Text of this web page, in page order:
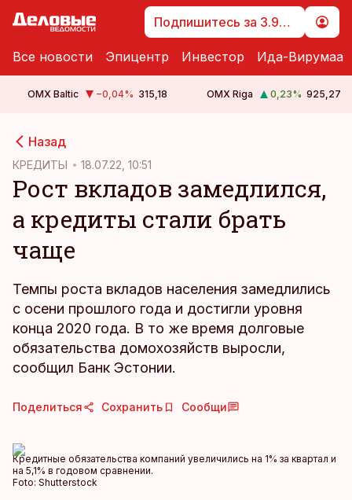
Подпишитесь за 3.99 €
Все новости Эпицентр Инвестор Ида-Вирумаа
OMX Baltic −0,04% 315,18 OMX Riga 0,23% 925,27
Назад
КРЕДИТЫ 18.07.22, 10:51
Рост вкладов замедлился,
а кредиты стали брать
чаще
Темпы роста вкладов населения замедлились
с осени прошлого года и достигли уровня
конца 2020 года. В то же время долговые
обязательства домохозяйств выросли,
сообщил Банк Эстонии.
Поделиться Сохранить Сообщи
Кредитные обязательства компаний увеличились на 1% за квартал и
на 5,1% в годовом сравнении.
Foto: Shutterstock